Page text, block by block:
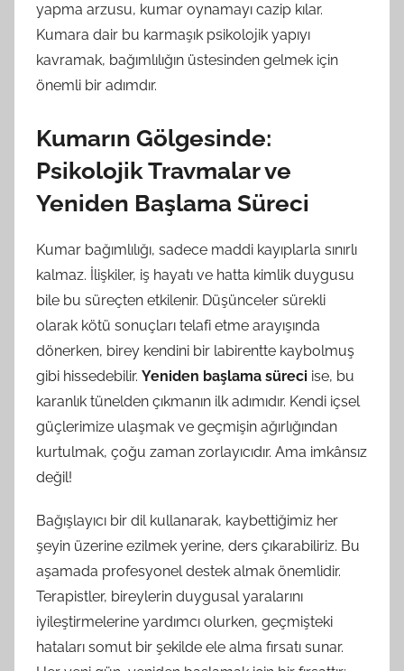
yapma arzusu, kumar oynamayı cazip kılar.
Kumara dair bu karmaşık psikolojik yapıyı
kavramak, bağımlılığın üstesinden gelmek için
önemli bir adımdır.
Kumarın Gölgesinde:
Psikolojik Travmalar ve
Yeniden Başlama Süreci
Kumar bağımlılığı, sadece maddi kayıplarla sınırlı
kalmaz. İlişkiler, iş hayatı ve hatta kimlik duygusu
bile bu süreçten etkilenir. Düşünceler sürekli
olarak kötü sonuçları telafi etme arayışında
dönerken, birey kendini bir labirentte kaybolmuş
gibi hissedebilir. Yeniden başlama süreci ise, bu
karanlık tünelden çıkmanın ilk adımıdır. Kendi içsel
güçlerimize ulaşmak ve geçmişin ağırlığından
kurtulmak, çoğu zaman zorlayıcıdır. Ama imkânsız
değil!
Bağışlayıcı bir dil kullanarak, kaybettiğimiz her
şeyin üzerine ezilmek yerine, ders çıkarabiliriz. Bu
aşamada profesyonel destek almak önemlidir.
Terapistler, bireylerin duygusal yaralarını
iyileştirmelerine yardımcı olurken, geçmişteki
hataları somut bir şekilde ele alma fırsatı sunar.